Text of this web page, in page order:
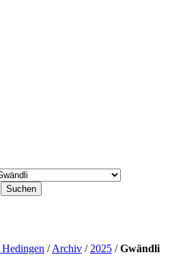
Suchen
/Archiv / 2025 /Gwändli